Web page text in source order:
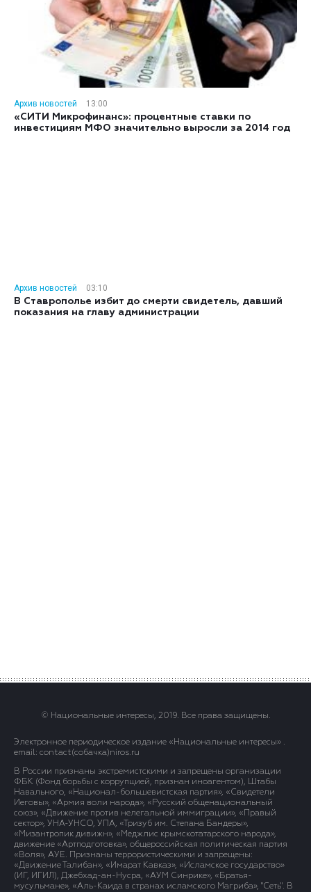
Архив новостей
13:00
«СИТИ Микрофинанс»: процентные ставки по
инвестициям МФО значительно выросли за 2014 год
Архив новостей
03:10
В Ставрополье избит до смерти свидетель, давший
показания на главу администрации
© Национальные интересы, 2019. Все права защищены.
Электронное периодическое издание «Национальные интересы» .
email: contact(сoбaчка)niros.ru
В России признаны экстремистскими и запрещены организации
ФБК (Фонд борьбы с коррупцией, признан иноагентом), Штабы
Навального, «Национал-большевистская партия», «Свидетели
Иеговы», «Армия воли народа», «Русский общенациональный
союз», «Движение против нелегальной иммиграции», «Правый
сектор», УНА-УНСО, УПА, «Тризуб им. Степана Бандеры»,
«Мизантропик дивижн», «Меджлис крымскотатарского народа»,
движение «Артподготовка», общероссийская политическая партия
«Воля», АУЕ. Признаны террористическими и запрещены:
«Движение Талибан», «Имарат Кавказ», «Исламское государство»
(ИГ, ИГИЛ), Джебхад-ан-Нусра, «АУМ Синрике», «Братья-
мусульмане», «Аль-Каида в странах исламского Магриба», "Сеть". В